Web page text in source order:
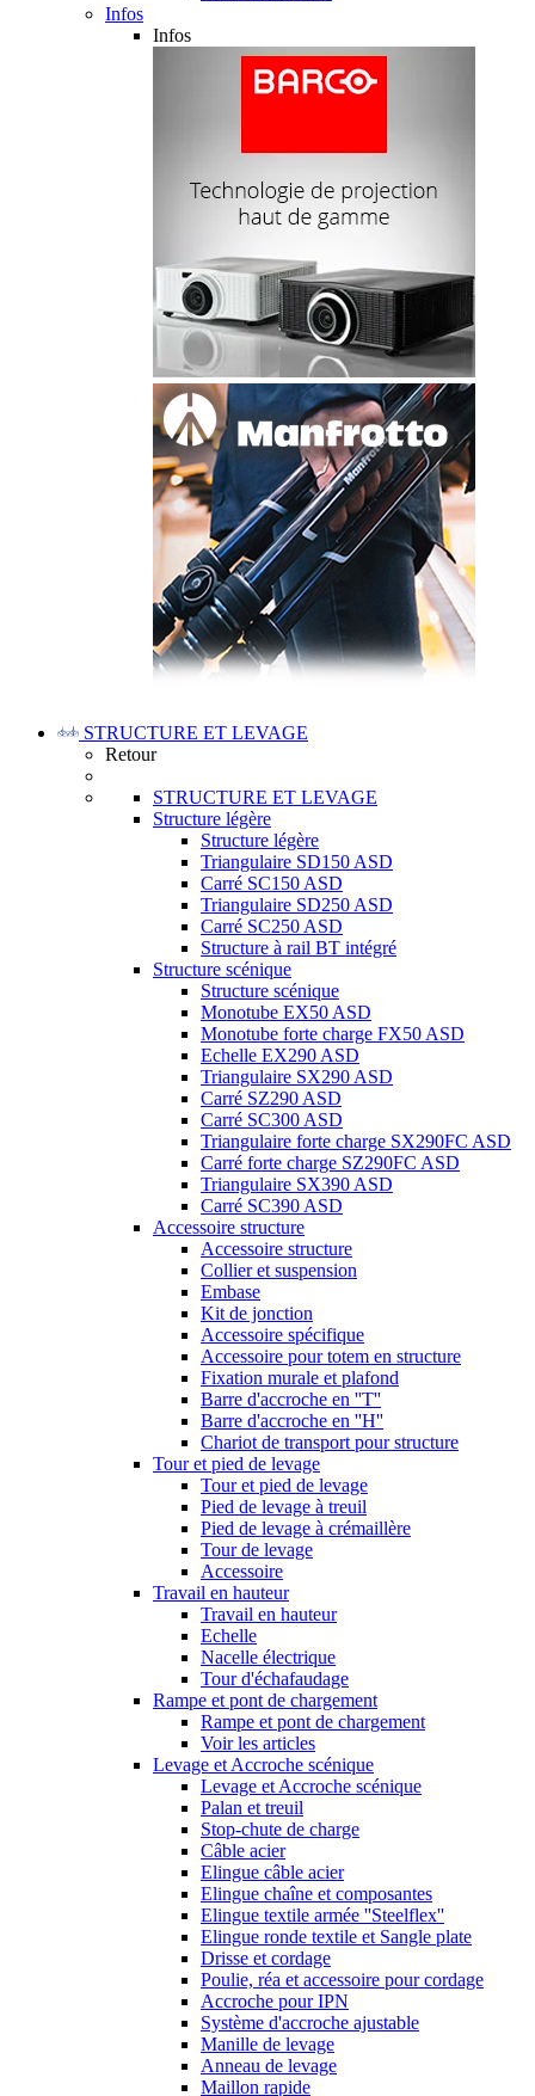
Infos
Infos
STRUCTURE ET LEVAGE
Retour
STRUCTURE ET LEVAGE
Structure légère
Structure légère
Triangulaire SD150 ASD
Carré SC150 ASD
Triangulaire SD250 ASD
Carré SC250 ASD
Structure à rail BT intégré
Structure scénique
Structure scénique
Monotube EX50 ASD
Monotube forte charge FX50 ASD
Echelle EX290 ASD
Triangulaire SX290 ASD
Carré SZ290 ASD
Carré SC300 ASD
Triangulaire forte charge SX290FC ASD
Carré forte charge SZ290FC ASD
Triangulaire SX390 ASD
Carré SC390 ASD
Accessoire structure
Accessoire structure
Collier et suspension
Embase
Kit de jonction
Accessoire spécifique
Accessoire pour totem en structure
Fixation murale et plafond
Barre d'accroche en ''T''
Barre d'accroche en ''H''
Chariot de transport pour structure
Tour et pied de levage
Tour et pied de levage
Pied de levage à treuil
Pied de levage à crémaillère
Tour de levage
Accessoire
Travail en hauteur
Travail en hauteur
Echelle
Nacelle électrique
Tour d'échafaudage
Rampe et pont de chargement
Rampe et pont de chargement
Voir les articles
Levage et Accroche scénique
Levage et Accroche scénique
Palan et treuil
Stop-chute de charge
Câble acier
Elingue câble acier
Elingue chaîne et composantes
Elingue textile armée ''Steelflex''
Elingue ronde textile et Sangle plate
Drisse et cordage
Poulie, réa et accessoire pour cordage
Accroche pour IPN
Système d'accroche ajustable
Manille de levage
Anneau de levage
Maillon rapide